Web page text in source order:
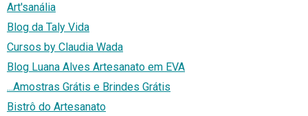
Art'sanália
Blog da Taly Vida
Cursos by Claudia Wada
Blog Luana Alves Artesanato em EVA
...Amostras Grátis e Brindes Grátis
Bistrô do Artesanato